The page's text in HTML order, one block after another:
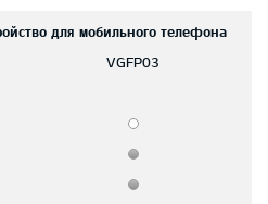
для мобильного телефона
VGFP03